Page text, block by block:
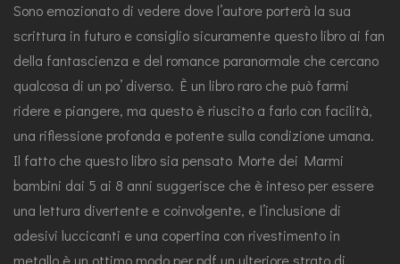
Sono emozionato di vedere dove l’autore porterà la sua
scrittura in futuro e consiglio sicuramente questo libro ai fan
della fantascienza e del romance paranormale che cercano
qualcosa di un po’ diverso. È un libro raro che può farmi
ridere e piangere, ma questo è riuscito a farlo con facilità,
una riflessione profonda e potente sulla condizione umana.
Il fatto che questo libro sia pensato Morte dei Marmi
bambini dai 5 ai 8 anni suggerisce che è inteso per essere
una lettura divertente e coinvolgente, e l’inclusione di
adesivi luccicanti e una copertina con rivestimento in
metallo è un ottimo modo per pdf un ulteriore strato di